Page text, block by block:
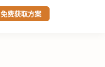
免费获取方案